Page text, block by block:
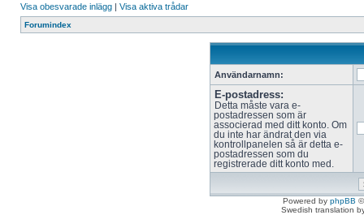
Visa obesvarade inlägg | Visa aktiva trådar
Forumindex
Användarnamn:
E-postadress:
Detta måste vara e-
postadressen som är
associerad med ditt konto. Om
du inte har ändrat den via
kontrollpanelen så är detta e-
postadressen som du
registrerade ditt konto med.
Powered by phpBB
Swedish translation